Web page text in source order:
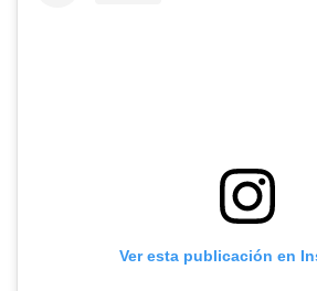
Ver esta publicación en